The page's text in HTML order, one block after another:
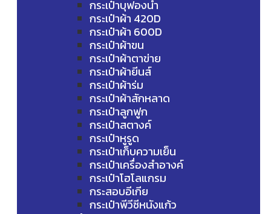
กระเป๋าบุฟองน้ำ
กระเป๋าผ้า 420D
กระเป๋าผ้า 600D
กระเป๋าผ้าขน
กระเป๋าผ้าตาข่าย
กระเป๋าผ้ายีนส์
กระเป๋าผ้าร่ม
กระเป๋าผ้าสักหลาด
กระเป๋าลูกฟูก
กระเป๋าสตางค์
กระเป๋าหูรูด
กระเป๋าเก็บความเย็น
กระเป๋าเครื่องสำอางค์
กระเป๋าโฮโลแกรม
กระสอบอีเกีย
กระเป๋าพีวีซีหนังแก้ว